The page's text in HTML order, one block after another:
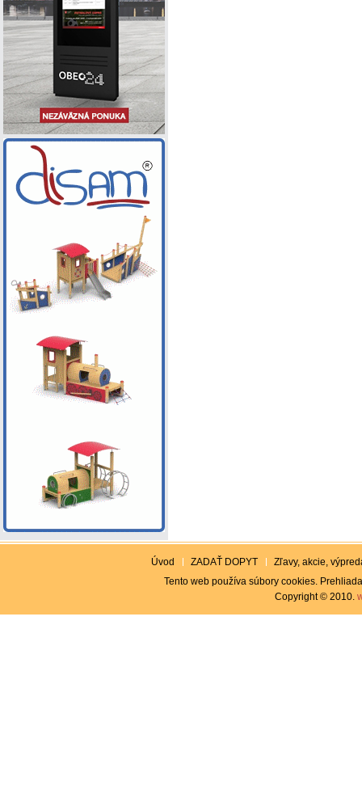
Úvod ZADAŤ DOPYT
Zľavy, akcie,
Tento web používa súbory cookies.
Copyright © 2010.